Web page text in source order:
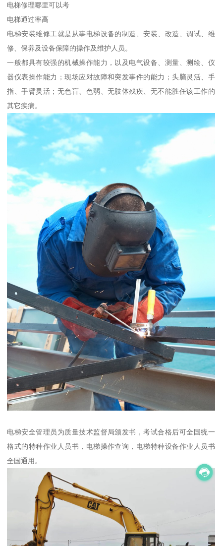
电梯修理哪里可以考
电梯通过率高
电梯安装维修工就是从事电梯设备的制造、安装、改造、调试、维
修、保养及设备保障的操作及维护人员。
一般都具有较强的机械操作能力，以及电气设备、测量、测绘、仪
器仪表操作能力；现场应对故障和突发事件的能力；头脑灵活、手
指、手臂灵活；无色盲、色弱、无肢体残疾、无不能胜任该工作的
其它疾病。
电梯安全管理员为质量技术监督局颁发书，考试合格后可全国统一
格式的特种作业人员书，电梯操作查询，电梯特种设备作业人员书
全国通用。